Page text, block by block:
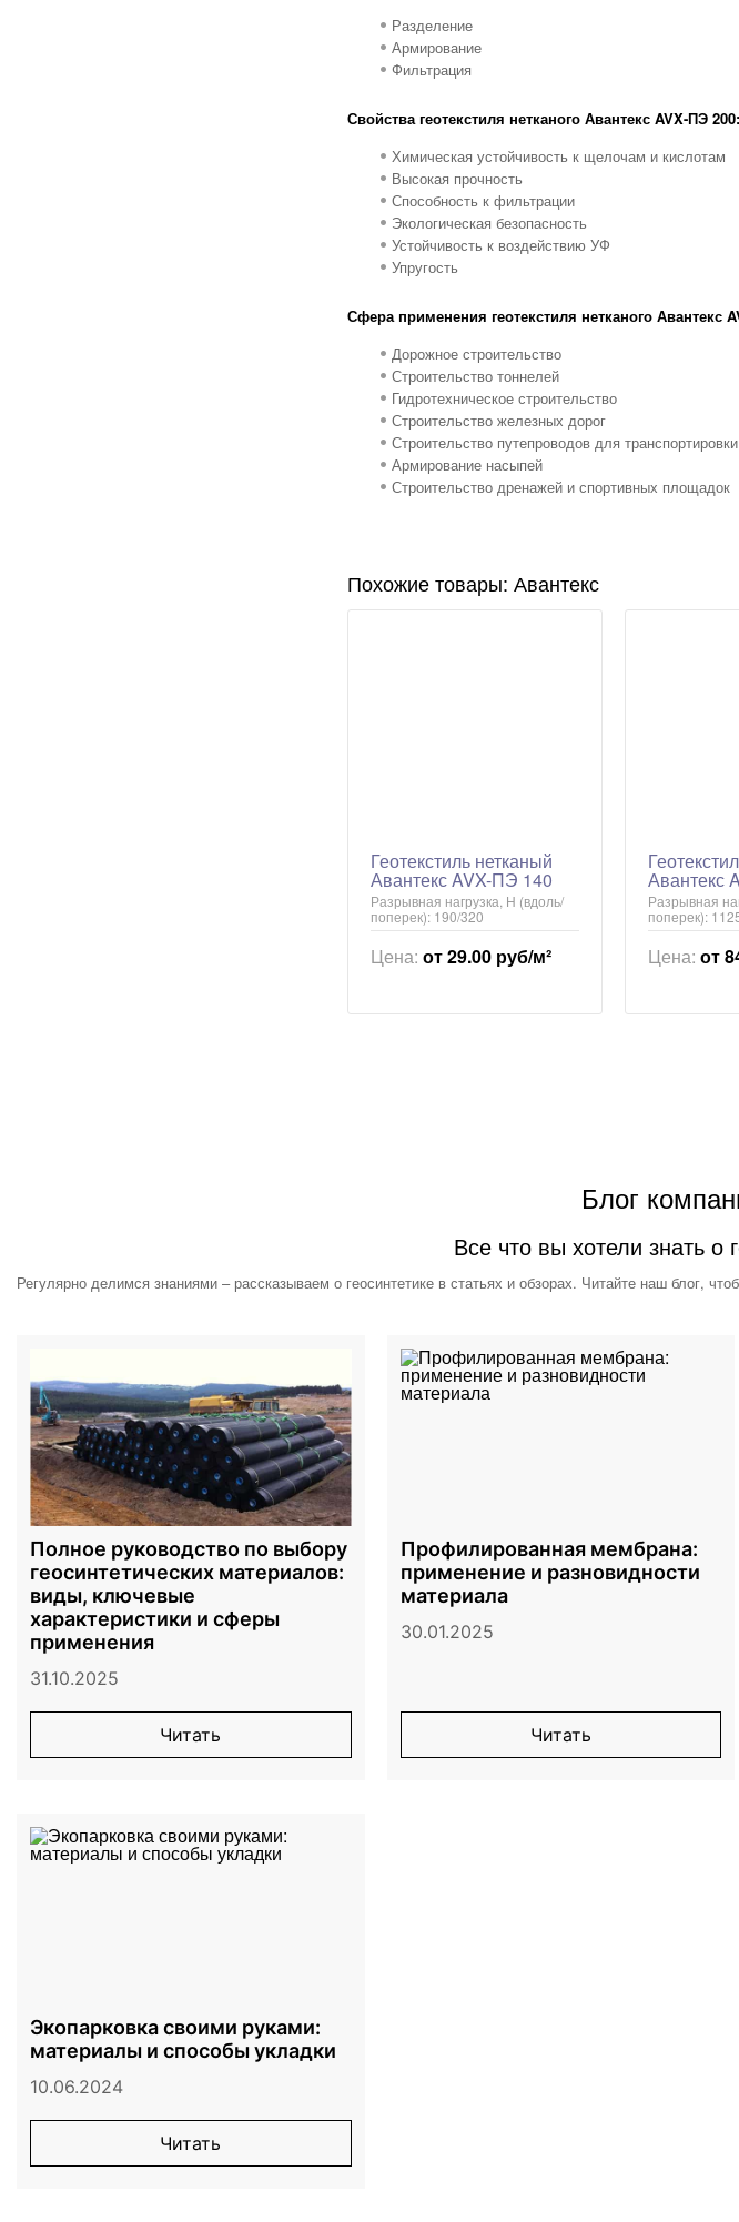
Разделение
Армирование
Фильтрация
Свойства геотекстиля нетканого Авантекс AVX-ПЭ 200:
Химическая устойчивость к щелочам и кислотам
Высокая прочность
Способность к фильтрации
Экологическая безопасность
Устойчивость к воздействию УФ
Упругость
Сфера применения геотекстиля нетканого Авантекс
Дорожное строительство
Строительство тоннелей
Гидротехническое строительство
Строительство железных дорог
Строительство путепроводов для
Армирование насыпей
Строительство дренажей и спортивных площадок
Похожие товары: Авантекс
Геотекстиль нетканый
Авантекс AVX-ПЭ 140
Разрывная нагрузка, Н (вдоль/
поперек): 190/320
Цена: от 29.00 руб/м²
Авантекс
Разрывная
поперек):
Цена: от
Блог
Все что вы хотели знать о
Регулярно делимся знаниями – рассказываем о геосинтетике в статьях и обзорах. Читайте наш блог,
Полное руководство по выбору
геосинтетических материалов:
виды, ключевые
характеристики и сферы
применения
31.10.2025
Читать
Профилированная мембрана:
применение и разновидности
материала
30.01.2025
Читать
Экопарковка своими руками:
материалы и способы укладки
10.06.2024
Читать